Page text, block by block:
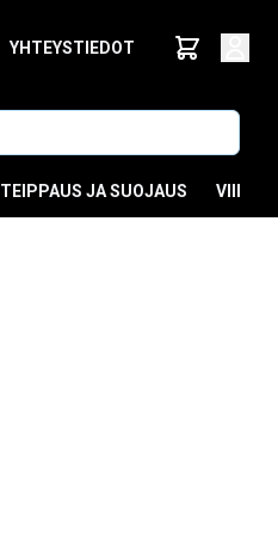
YHTEYSTIEDOT
TEIPPAUS JA SUOJAUS